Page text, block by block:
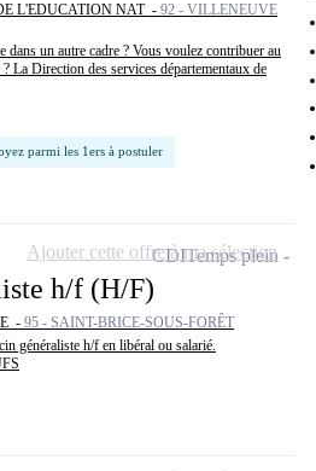
L'EDUCATION NAT - 92 - VILLENEUVE
dans un autre cadre ? Vous voulez contribuer au
La Direction des services départementaux de
parmi les 1ers à postuler
h/f (H/F)
- 95 - SAINT-BRICE-SOUS-FORÊT
généraliste h/f en libéral ou salarié.
CDITemps plein
Ajouter cette offre à ma sélection